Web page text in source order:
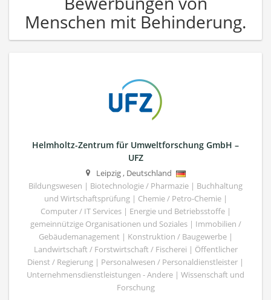
Menschen mit Behinderung.
Helmholtz-Zentrum für Umweltforschung GmbH –
UFZ
Leipzig, Deutschland
Bildungswesen | Biotechnologie / Pharmazie | Buchhaltung
und Wirtschaftsprüfung | Chemie / Petro-Chemie |
Computer / IT Services | Energie und Betriebsstoffe |
gemeinnützige Organisationen und Soziales | Immobilien /
Gebäudemanagement | Konstruktion / Baugewerbe |
Landwirtschaft / Forstwirtschaft / Fischerei | Öffentlicher
Dienst / Regierung | Personalwesen / Personaldienstleister |
Unternehmensdienstleistungen - Andere | Wissenschaft und
Forschung